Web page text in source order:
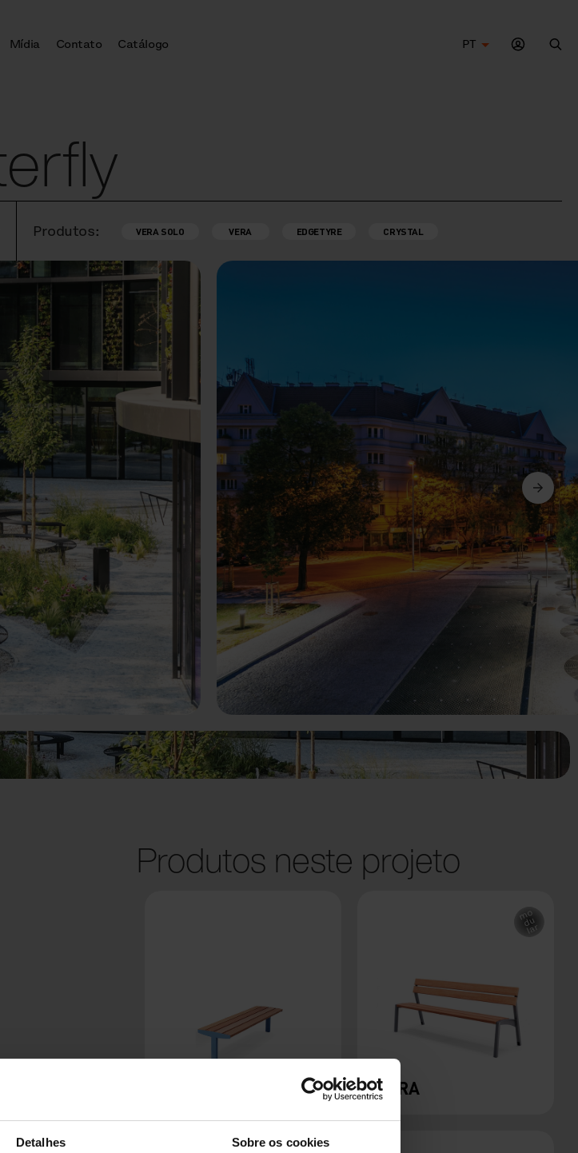
Detalhes Sobre os cookies
Mídia Contato Catálogo
PT
Produtos: VERA SOLO VERA EDGETYRE CRYSTAL
Seguinte
Produtos neste projeto
VERA